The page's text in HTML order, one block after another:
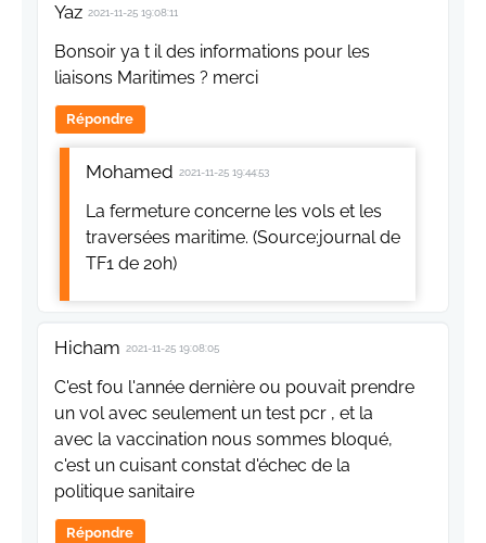
Yaz 2021-11-25 19:08:11
Bonsoir ya t il des informations pour les
liaisons Maritimes ? merci
Répondre
Mohamed 2021-11-25 19:44:53
La fermeture concerne les vols et les
traversées maritime. (Source:journal de
TF1 de 20h)
Hicham 2021-11-25 19:08:05
C'est fou l'année dernière ou pouvait prendre
un vol avec seulement un test pcr , et la
avec la vaccination nous sommes bloqué,
c'est un cuisant constat d'échec de la
politique sanitaire
Répondre